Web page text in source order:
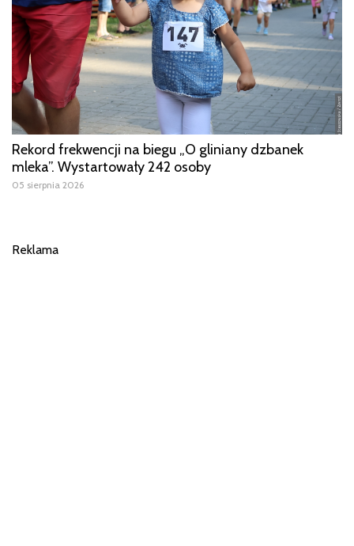
Rekord frekwencji na biegu „O gliniany dzbanek
mleka”. Wystartowały 242 osoby
05 sierpnia 2026
Reklama